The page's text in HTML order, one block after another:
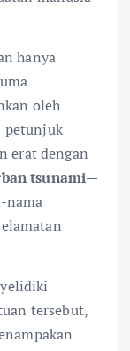
hanya
oleh
petunjuk
erat dengan
tsunami—
nama
tersebut,